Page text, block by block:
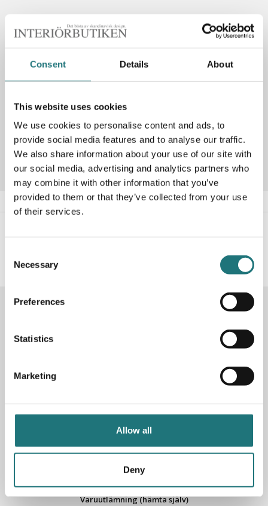
Consent Details About
This website uses cookies
We use cookies to personalise content and ads, to
provide social media features and to analyse our traffic.
We also share information about your use of our site with
our social media, advertising and analytics partners who
may combine it with other information that you’ve
provided to them or that they’ve collected from your use
of their services.
Selection
Necessary
Preferences
Statistics
Marketing
Allow all
Deny
Spara som favorit
Artikelnummer 292750
Söndag: 11-17
Telefon:08-702 78 22
Se öppettider för helgdag här
Fri parkering på Åsögatan 121
Varuutlämning (hämta själv)